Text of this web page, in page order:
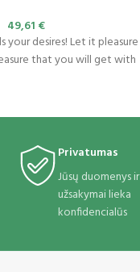
49,61 €
your desires! Let it pleasure
that you will get with
Privatumas
Jūsų duomenys ir
užsakymai lieka
konfidencialūs